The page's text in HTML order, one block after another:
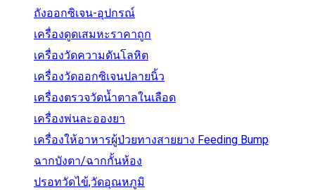
ถังออกซิเจน-อุปกรณ์
เครื่องดูดเสมหะราคาถูก
เครื่องวัดความดันโลหิต
เครื่องวัดออกซิเจนปลายนิ้ว
เครื่องตรวจวัดน้ำตาลในเลือด
เครื่องพ่นละอองยา
เครื่องให้อาหารผู้ป่วยทางสายยาง Feeding Bump
ฉากบังตา/ฉากกั้นห้อง
ปรอทวัดไข้,วัดอุณหภูมิ